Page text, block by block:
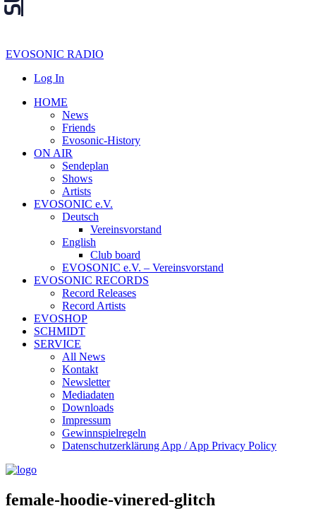
EVOSONIC RADIO
Log In
HOME
News
Friends
Evosonic-History
ON AIR
Sendeplan
Shows
Artists
EVOSONIC e.V.
Deutsch
Vereinsvorstand
English
Club board
EVOSONIC e.V. ‒ Vereinsvorstand
EVOSONIC RECORDS
Record Releases
Record Artists
EVOSHOP
SCHMIDT
SERVICE
All News
Kontakt
Newsletter
Mediadaten
Downloads
Impressum
Gewinnspielregeln
Datenschutzerklärung App / App Privacy Policy
female-hoodie-vinered-glitch